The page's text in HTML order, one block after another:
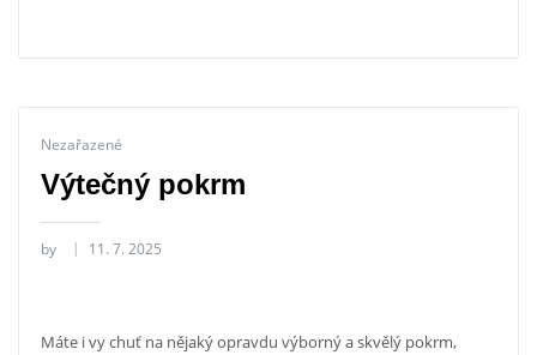
Nezařazené
Výtečný pokrm
by 11. 7. 2025
Máte i vy chuť na nějaký opravdu výborný a skvělý pokrm,